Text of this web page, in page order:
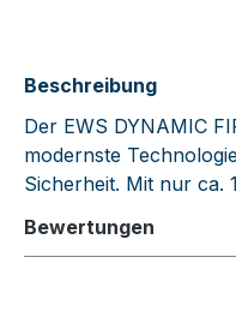
Beschreibung
Der EWS DYNAMIC
modernste
Sicherheit. Mit nur ca.
Bewertungen